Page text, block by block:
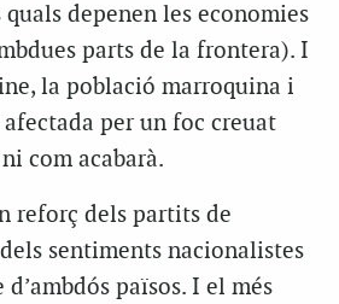
depenen les economies
parts de la frontera). I
la població marroquina i
per un foc creuat
com acabarà.
reforç dels partits de
sentiments nacionalistes
països. I el més